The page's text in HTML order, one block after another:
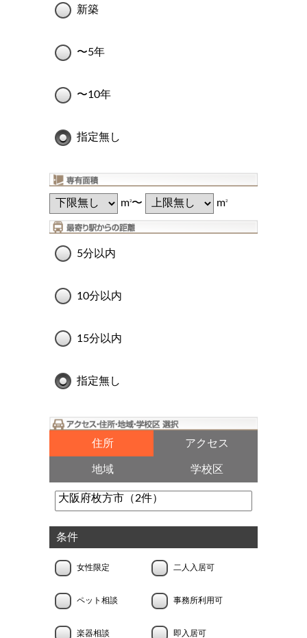
新築
〜5年
〜10年
指定無し
m2〜 m2
5分以内
10分以内
15分以内
指定無し
住所 アクセス
地域 学校区
条件
女性限定 二人入居可
ペット相談 事務所利用可
楽器相談 即入居可